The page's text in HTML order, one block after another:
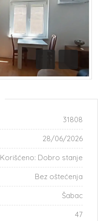
Prethodna
Sledeća
31808
28/06/2026
Korišćeno: Dobro stanje
Bez oštećenja
Šabac
47